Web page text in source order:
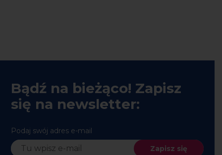
Bądź na bieżąco! Zapisz
Podaj swój adres e-mail
Akceptuję Politykę Prywatności i Zgodę na
otrzymywanie informacji od Fundacji